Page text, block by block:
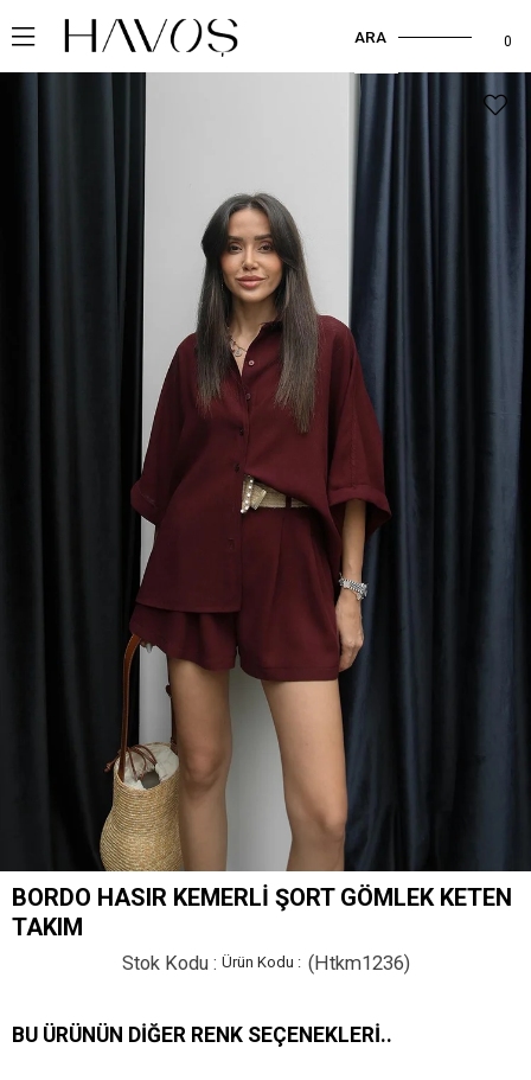
0
ARA
BORDO HASIR KEMERLI ŞORT GÖMLEK KETEN
TAKIM
Stok Kodu (Htkm1236)
BU ÜRÜNÜN DIĞER RENK SEÇENEKLERI..